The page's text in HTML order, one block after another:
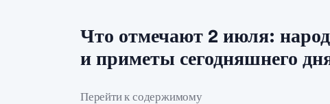
Что отмечают 2 июля:
и приметы сегодняшнего
Перейти к содержимому